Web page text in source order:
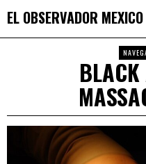
EL OBSERVADOR MEXICO